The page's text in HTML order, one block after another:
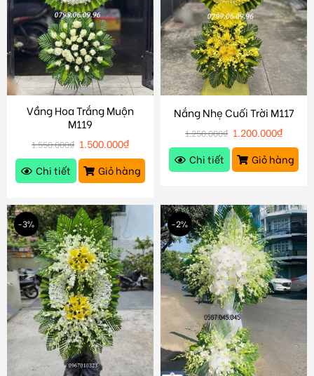
Vầng Hoa Trắng Muộn
M119
1.550.000₫ 1.500.000₫
Chi tiết
Giỏ hàng
Nắng Nhẹ Cuối Trời M117
1.250.000₫ 1.200.000₫
Chi tiết
Giỏ hàng
-3% -2%